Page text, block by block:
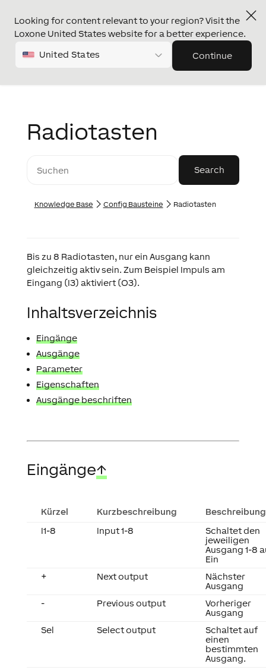
Looking for content relevant to your region? Visit the
Loxone United States website for a better experience.
United States Continue
Radiotasten
Knowledge Base Config Bausteine Radiotasten
Bis zu 8 Radiotasten, nur ein Ausgang kann
gleichzeitig aktiv sein. Zum Beispiel Impuls am
Eingang (I3) aktiviert (O3).
Inhaltsverzeichnis
Eingänge
Ausgänge
Parameter
Eigenschaften
Ausgänge beschriften
Eingänge↑
Kürzel Kurzbeschreibung
Beschreibung
I1-8
Input 1-8
Schaltet den
jeweiligen
Ausgang 1-8
Ein
+
Next output
Nächster
Ausgang
-
Previous output
Vorheriger
Ausgang
Sel
Select output
Schaltet auf
einen
bestimmten
Ausgang.